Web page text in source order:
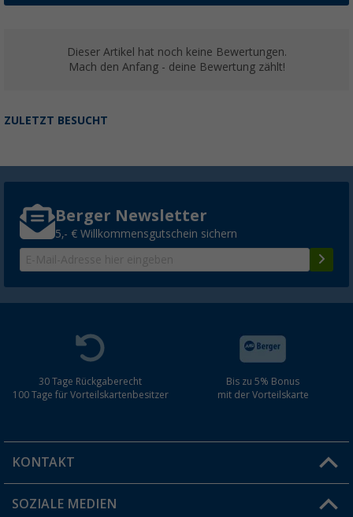
Dieser Artikel hat noch keine Bewertungen.
Mach den Anfang - deine Bewertung zählt!
ZULETZT BESUCHT
Berger Newsletter
5,- € Willkommensgutschein sichern
30 Tage Rückgaberecht
100 Tage für Vorteilskartenbesitzer
Bis zu 5% Bonus
mit der Vorteilskarte
KONTAKT
Du hast eine Frage?
SOZIALE MEDIEN